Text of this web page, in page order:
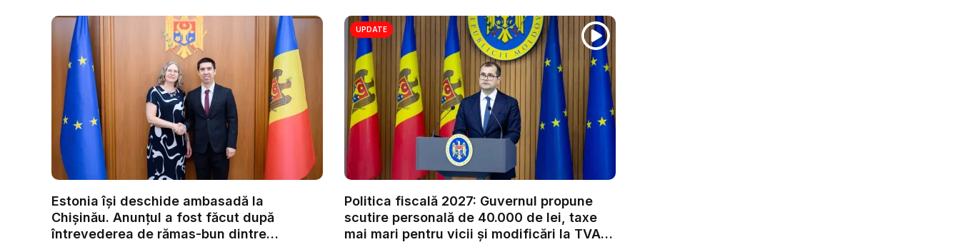
Estonia își deschide ambasadă la
Chișinău. Anunțul a fost făcut după
întrevederea de rămas-bun dintre
UPDATE
Politica fiscală 2027: Guvernul propune
scutire personală de 40.000 de lei, taxe
mai mari pentru vicii și modificări la TVA.